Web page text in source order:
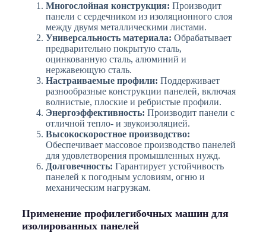
Многослойная конструкция: Производит
панели с сердечником из изоляционного слоя
между двумя металлическими листами.
Универсальность материала: Обрабатывает
предварительно покрытую сталь,
оцинкованную сталь, алюминий и
нержавеющую сталь.
Настраиваемые профили: Поддерживает
разнообразные конструкции панелей, включая
волнистые, плоские и ребристые профили.
Энергоэффективность: Производит панели с
отличной тепло- и звукоизоляцией.
Высокоскоростное производство:
Обеспечивает массовое производство панелей
для удовлетворения промышленных нужд.
Долговечность: Гарантирует устойчивость
панелей к погодным условиям, огню и
механическим нагрузкам.
Применение профилегибочных машин для
изолированных панелей